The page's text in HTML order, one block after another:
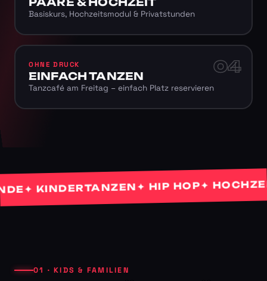
Basiskurs, Hochzeitsmodul & Privatstunden
04
OHNE DRUCK
EINFACH TANZEN
Tanzcafé am Freitag – einfach Platz reservieren
KINDERTANZEN✦ HIP HOP ✦
01 · KIDS & FAMILIEN